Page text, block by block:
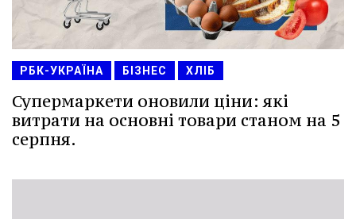
РБК-УКРАЇНА БІЗНЕС ХЛІБ
Супермаркети оновили ціни: які
витрати на основні товари станом на 5
серпня.